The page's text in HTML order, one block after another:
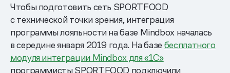
Чтобы подготовить сеть SPORTFOOD
с технической точки зрения, интеграция
программы лояльности на базе Mindbox началась
в середине января 2019 года. На базе бесплатного
модуля интеграции Mindbox для «1С»
программисты SPORTFOOD подключили